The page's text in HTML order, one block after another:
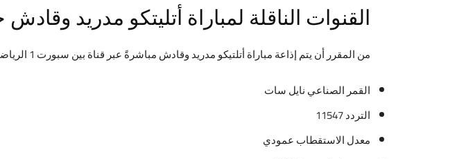
القنوات الناقلة لمباراة أتليتكو مدريد وقادش
من المقرر أن يتم إذاعة مباراة أتلتيكو مدريد وقادش مباشرةً عبر قناة بين سبورت 1 الرياضية التي تعد الناقل الحصري والوحيد لمباريات الدوري الإسباني
القمر الصناعي نايل سات
التردد 11547
معدل الاستقطاب عمودي